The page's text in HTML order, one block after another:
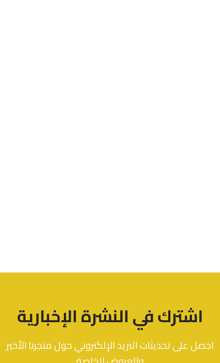
اشترك في النشرة الإخبارية
احصل على تحديثات البريد الإلكتروني حول متجرنا الأخير